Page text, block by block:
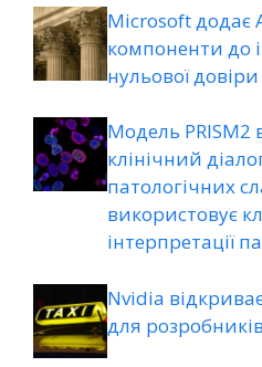
Microsoft додає
компоненти до
нульової довіри
Модель PRISM2
клінічний
патологічних
використовує
інтерпретації
Nvidia
для